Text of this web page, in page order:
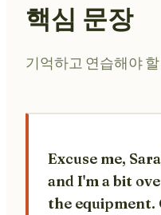
핵심 문장
기억하고 연습해야
Excuse me,
and I'm a bit
the equipment.